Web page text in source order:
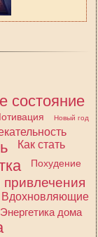
состояние
Новый год
Как стать
Похудение
привлечения
Вдохновляющие
Энергетика дома